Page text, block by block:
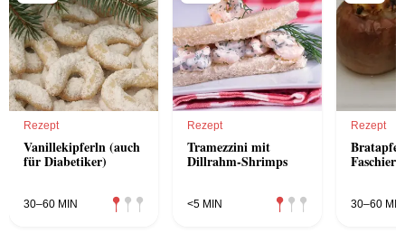
Rezept
Vanillekipferln (auch
für Diabetiker)
30–60 MIN
Rezept
Tramezzini mit
Dillrahm-Shrimps
<5 MIN
Rezept
30–60 MIN